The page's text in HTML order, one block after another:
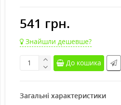
541 грн.
Знайшли дешевше?
До кошика
Загальні характеристики